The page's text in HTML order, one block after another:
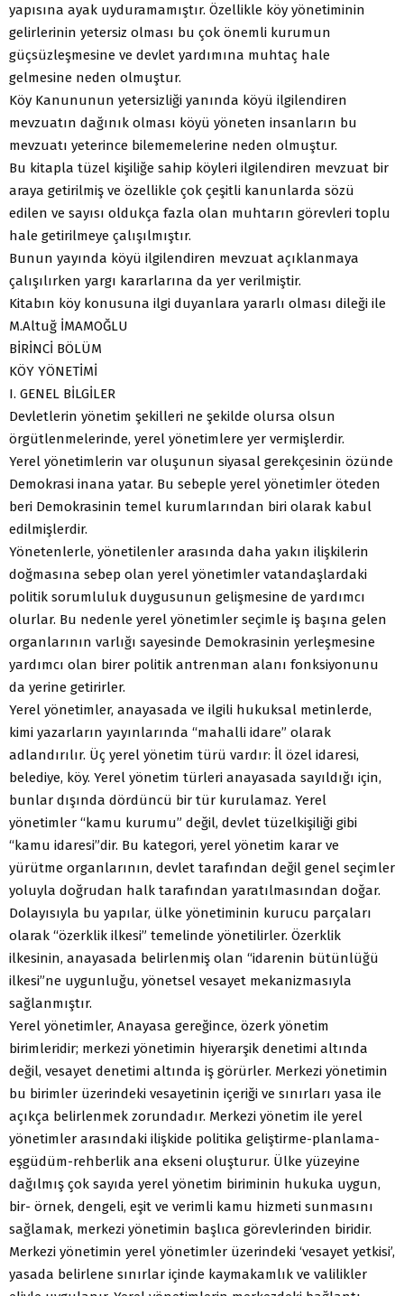
yapısına ayak uyduramamıştır. Özellikle köy yönetiminin
gelirlerinin yetersiz olması bu çok önemli kurumun
güçsüzleşmesine ve devlet yardımına muhtaç hale
gelmesine neden olmuştur.
Köy Kanununun yetersizliği yanında köyü ilgilendiren
mevzuatın dağınık olması köyü yöneten insanların bu
mevzuatı yeterince bilememelerine neden olmuştur.
Bu kitapla tüzel kişiliğe sahip köyleri ilgilendiren mevzuat bir
araya getirilmiş ve özellikle çok çeşitli kanunlarda sözü
edilen ve sayısı oldukça fazla olan muhtarın görevleri toplu
hale getirilmeye çalışılmıştır.
Bunun yayında köyü ilgilendiren mevzuat açıklanmaya
çalışılırken yargı kararlarına da yer verilmiştir.
Kitabın köy konusuna ilgi duyanlara yararlı olması dileği ile
M.Altuğ İMAMOĞLU
BİRİNCİ BÖLÜM
KÖY YÖNETİMİ
I. GENEL BİLGİLER
Devletlerin yönetim şekilleri ne şekilde olursa olsun
örgütlenmelerinde, yerel yönetimlere yer vermişlerdir.
Yerel yönetimlerin var oluşunun siyasal gerekçesinin özünde
Demokrasi inana yatar. Bu sebeple yerel yönetimler öteden
beri Demokrasinin temel kurumlarından biri olarak kabul
edilmişlerdir.
Yönetenlerle, yönetilenler arasında daha yakın ilişkilerin
doğmasına sebep olan yerel yönetimler vatandaşlardaki
politik sorumluluk duygusunun gelişmesine de yardımcı
olurlar. Bu nedenle yerel yönetimler seçimle iş başına gelen
organlarının varlığı sayesinde Demokrasinin yerleşmesine
yardımcı olan birer politik antrenman alanı fonksiyonunu
da yerine getirirler.
Yerel yönetimler, anayasada ve ilgili hukuksal metinlerde,
kimi yazarların yayınlarında “mahalli idare” olarak
adlandırılır. Üç yerel yönetim türü vardır: İl özel idaresi,
belediye, köy. Yerel yönetim türleri anayasada sayıldığı için,
bunlar dışında dördüncü bir tür kurulamaz. Yerel
yönetimler “kamu kurumu” değil, devlet tüzelkişiliği gibi
“kamu idaresi”dir. Bu kategori, yerel yönetim karar ve
yürütme organlarının, devlet tarafından değil genel seçimler
yoluyla doğrudan halk tarafından yaratılmasından doğar.
Dolayısıyla bu yapılar, ülke yönetiminin kurucu parçaları
olarak “özerklik ilkesi” temelinde yönetilirler. Özerklik
ilkesinin, anayasada belirlenmiş olan “idarenin bütünlüğü
ilkesi”ne uygunluğu, yönetsel vesayet mekanizmasıyla
sağlanmıştır.
Yerel yönetimler, Anayasa gereğince, özerk yönetim
birimleridir; merkezi yönetimin hiyerarşik denetimi altında
değil, vesayet denetimi altında iş görürler. Merkezi yönetimin
bu birimler üzerindeki vesayetinin içeriği ve sınırları yasa ile
açıkça belirlenmek zorundadır. Merkezi yönetim ile yerel
yönetimler arasındaki ilişkide politika geliştirme-planlama-
eşgüdüm-rehberlik ana ekseni oluşturur. Ülke yüzeyine
dağılmış çok sayıda yerel yönetim biriminin hukuka uygun,
bir- örnek, dengeli, eşit ve verimli kamu hizmeti sunmasını
sağlamak, merkezi yönetimin başlıca görevlerinden biridir.
Merkezi yönetimin yerel yönetimler üzerindeki ‘vesayet yetkisi’,
yasada belirlene sınırlar içinde kaymakamlık ve valilikler